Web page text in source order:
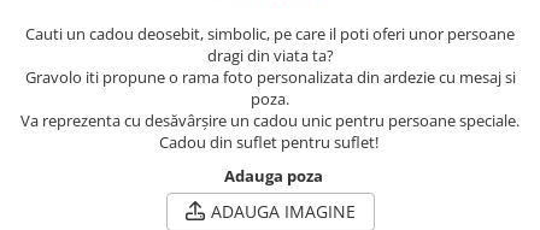
Cauti un cadou deosebit, simbolic, pe care il poti oferi unor persoane
dragi din viata ta?
Gravolo iti propune o rama foto personalizata din ardezie cu mesaj si
poza.
Va reprezenta cu desăvârșire un cadou unic pentru persoane speciale.
Cadou din suflet pentru suflet!
Adauga poza
ADAUGA IMAGINE